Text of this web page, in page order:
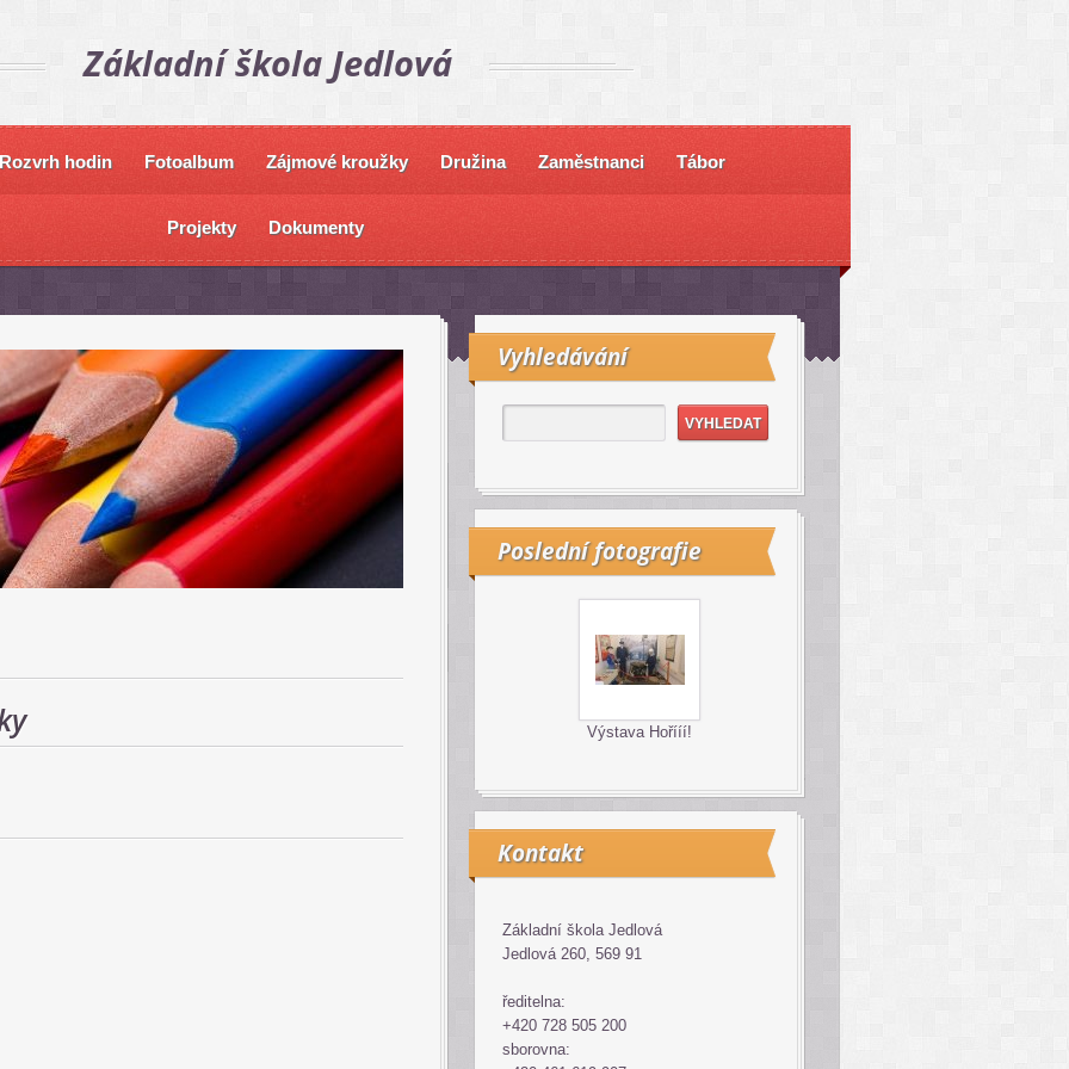
Základní škola Jedlová
Rozvrh hodin Fotoalbum Zájmové kroužky Družina Zaměstnanci Tábor
Projekty Dokumenty
Vyhledávání
Poslední fotografie
Výstava Hořííí!
Kontakt
Základní škola Jedlová
Jedlová 260, 569 91
ředitelna:
+420 728 505 200
sborovna: